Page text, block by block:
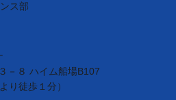
ス部
－８ ハイム船場B107
り徒歩１分）